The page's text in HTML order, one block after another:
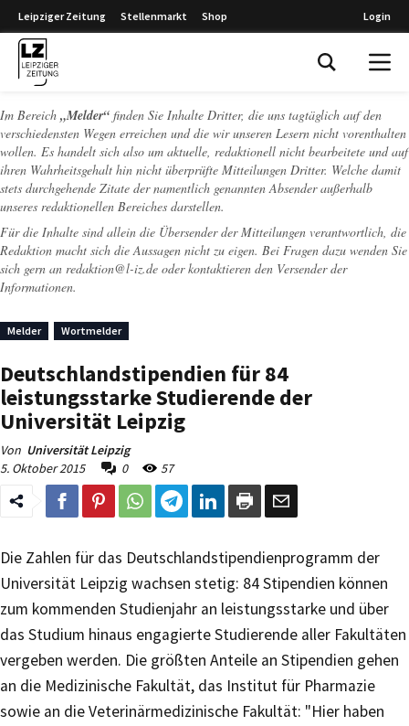
Leipziger Zeitung Stellenmarkt Shop Login
Im Bereich „Melder“ finden Sie Inhalte Dritter, die uns tagtäglich auf den
verschiedensten Wegen erreichen und die wir unseren Lesern nicht vorenthalten
wollen. Es handelt sich also um aktuelle, redaktionell nicht bearbeitete und auf
ihren Wahrheitsgehalt hin nicht überprüfte Mitteilungen Dritter. Welche damit
stets durchgehende Zitate der namentlich genannten Absender außerhalb
unseres redaktionellen Bereiches darstellen.
Für die Inhalte sind allein die Übersender der Mitteilungen verantwortlich, die
Redaktion macht sich die Aussagen nicht zu eigen. Bei Fragen dazu wenden Sie
sich gern an redaktion@l-iz.de oder kontaktieren den Versender der
Informationen.
Melder Wortmelder
Deutschlandstipendien für 84
leistungsstarke Studierende der
Universität Leipzig
Von Universität Leipzig
5. Oktober 2015
0 57
Die Zahlen für das Deutschlandstipendienprogramm der
Universität Leipzig wachsen stetig: 84 Stipendien können
zum kommenden Studienjahr an leistungsstarke und über
das Studium hinaus engagierte Studierende aller Fakultäten
vergeben werden. Die größten Anteile an Stipendien gehen
an die Medizinische Fakultät, das Institut für Pharmazie
sowie an die Veterinärmedizinische Fakultät: "Hier haben